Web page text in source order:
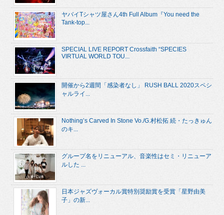
ヤバイTシャツ屋さん4th Full Album『You need the
Tank-top...
SPECIAL LIVE REPORT Crossfaith “SPECIES
VIRTUAL WORLD TOU...
開催から2週間「感染者なし」 RUSH BALL 2020スペシ
ャルライ...
Nothing’s Carved In Stone Vo./G.村松拓 続・たっきゅん
のキ...
グループ名をリニューアル、音楽性はセミ・リニューア
ルした ...
日本ジャズヴォーカル賞特別奨励賞を受賞「星野由美
子」の新...